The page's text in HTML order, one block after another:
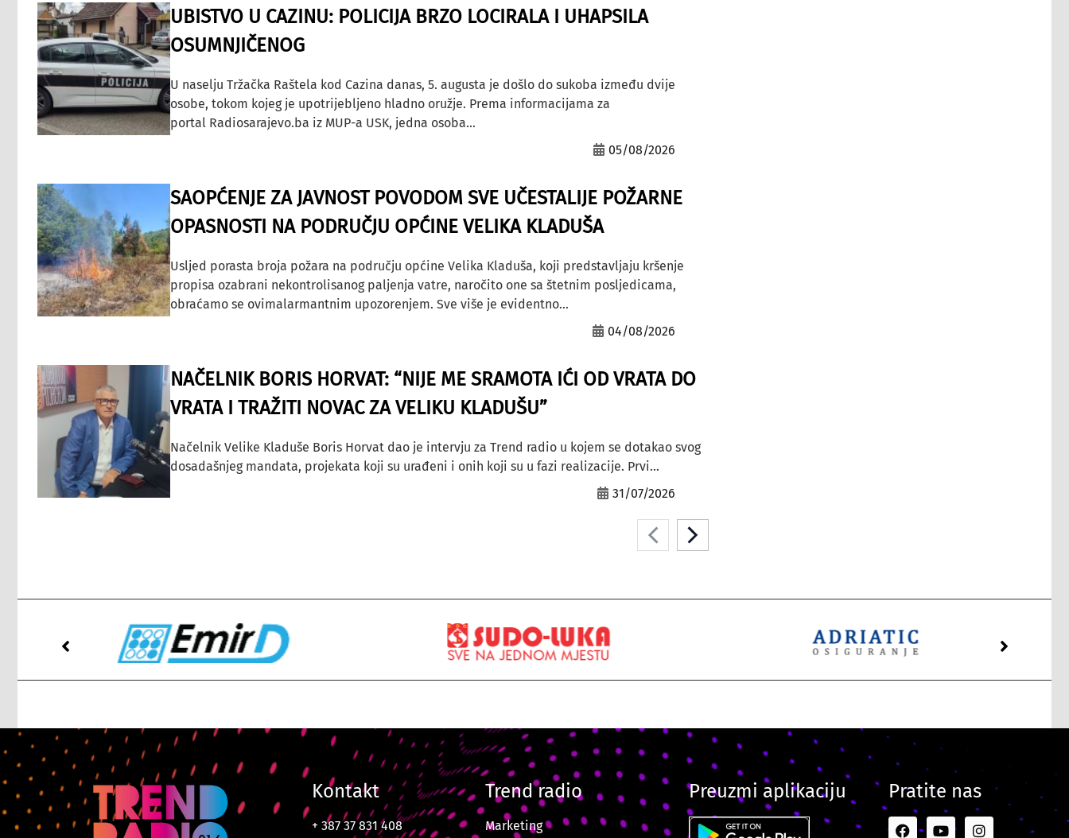
UBISTVO U CAZINU: POLICIJA BRZO LOCIRALA I UHAPSILA
OSUMNJIČENOG
U naselju Tržačka Raštela kod Cazina danas, 5. augusta je došlo do sukoba između dvije
osobe, tokom kojeg je upotrijebljeno hladno oružje. Prema informacijama za
portal Radiosarajevo.ba iz MUP-a USK, jedna osoba...
05/08/2026
SAOPĆENJE ZA JAVNOST POVODOM SVE UČESTALIJE POŽARNE
OPASNOSTI NA PODRUČJU OPĆINE VELIKA KLADUŠA
Usljed porasta broja požara na području općine Velika Kladuša, koji predstavljaju kršenje
propisa ozabrani nekontrolisanog paljenja vatre, naročito one sa štetnim posljedicama,
obraćamo se ovimalarmantnim upozorenjem. Sve više je evidentno...
04/08/2026
NAČELNIK BORIS HORVAT: “NIJE ME SRAMOTA IĆI OD VRATA DO
VRATA I TRAŽITI NOVAC ZA VELIKU KLADUŠU”
Načelnik Velike Kladuše Boris Horvat dao je intervju za Trend radio u kojem se dotakao svog
dosadašnjeg mandata, projekata koji su urađeni i onih koji su u fazi realizacije. Prvi...
31/07/2026
Kontakt
+ 387 37 831 408
Trend radio
Marketing
Preuzmi aplikaciju Pratite nas